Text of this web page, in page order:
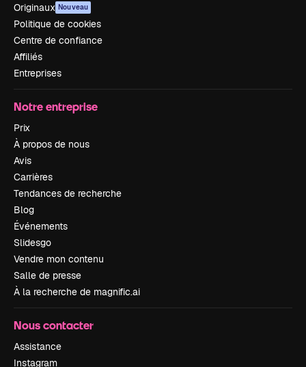
Originaux Nouveau
Politique de cookies
Centre de confiance
Affiliés
Entreprises
Notre entreprise
Prix
À propos de nous
Avis
Carrières
Tendances de recherche
Blog
Événements
Slidesgo
Vendre mon contenu
Salle de presse
À la recherche de magnific.ai
Nous contacter
Assistance
Instagram